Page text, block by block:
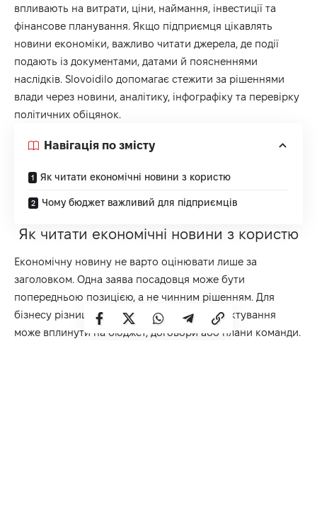
впливають на витрати, ціни, наймання, інвестиції та
фінансове планування. Якщо підприємця цікавлять
новини економіки, важливо читати джерела, де події
подають із документами, датами й поясненнями
наслідків. Slovoidilo допомагає стежити за рішеннями
влади через новини, аналітику, інфографіку та перевірку
політичних обіцянок.
Навігація по змісту
Як читати економічні новини з користю
Чому бюджет важливий для підприємців
Як читати економічні новини з користю
Економічну новину не варто оцінювати лише за
заголовком. Одна заява посадовця може бути
попередньою позицією, а не чинним рішенням. Для
бізнесу різниця суттєва, бо помилкове трактування
може вплинути на бюджет, договори або плани команди.